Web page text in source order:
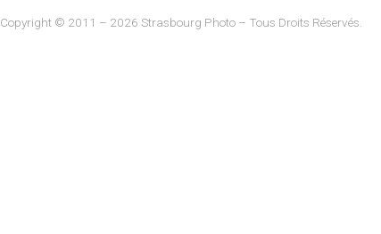
Copyright © 2011 – 2026 Strasbourg Photo – Tous Droits Réservés.